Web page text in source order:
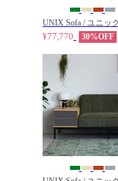
¥77,770 30%OFF